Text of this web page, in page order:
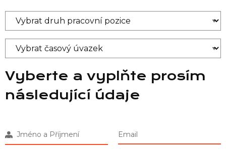
Vyberte a vyplňte prosím
následující údaje
Jméno a Příjmení Email